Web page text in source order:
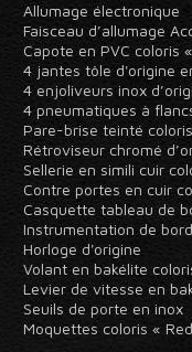
Allumage électronique
Faisceau d’allumage
Capote en PVC coloris
4 jantes tôle d'origine
4 enjoliveurs inox
4 pneumatiques à
Pare-brise teinté
Rétroviseur chromé
Sellerie en simili cuir
Contre portes en cuir
Casquette tableau de
Instrumentation de
Horloge d'origine
Volant en bakélite
Levier de vitesse en
Seuils de porte en inox
Moquettes coloris «